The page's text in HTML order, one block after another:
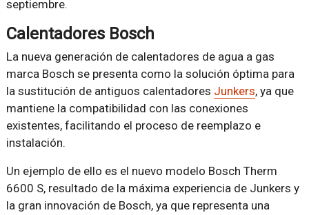
septiembre.
Calentadores Bosch
La nueva generación de calentadores de agua a gas
marca Bosch se presenta como la solución óptima para
la sustitución de antiguos calentadores Junkers, ya que
mantiene la compatibilidad con las conexiones
existentes, facilitando el proceso de reemplazo e
instalación.
Un ejemplo de ello es el nuevo modelo Bosch Therm
6600 S, resultado de la máxima experiencia de Junkers y
la gran innovación de Bosch, ya que representa una